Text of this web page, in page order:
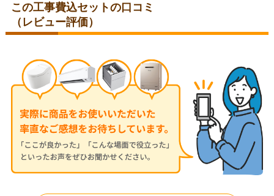
埼玉県さいたま市
ダイキン ルームエアコン
S284ATGS-W
東京都町田市
ダイキン ルームエアコン
S224ATGS-W
東京都小平市
この工事費込セットの口コミ
（レビュー評価）